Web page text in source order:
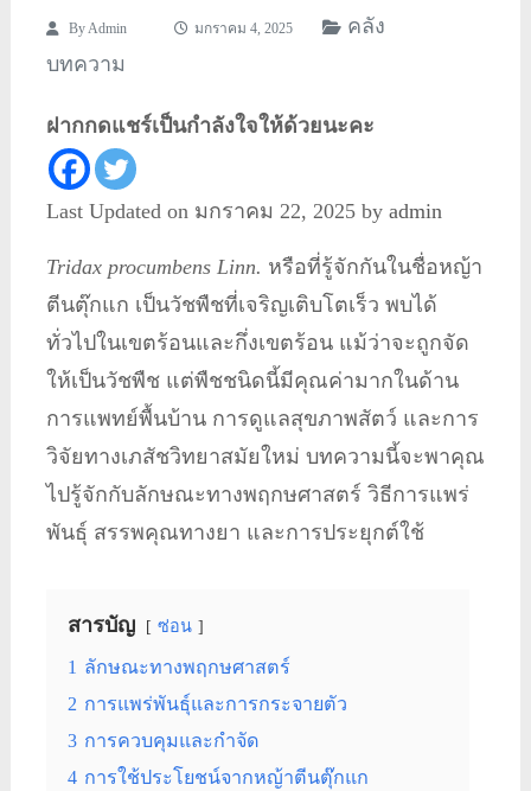
ByAdmin มกราคม 4, 2025
คลัง
บทความ
ฝากกดแชร์เป็นกำลังใจให้ด้วยนะคะ
Last Updated on มกราคม 22, 2025 by admin
Tridax procumbens Linn. หรือที่รู้จักกันในชื่อหญ้า
ตีนตุ๊กแก เป็นวัชพืชที่เจริญเติบโตเร็ว พบได้
ทั่วไปในเขตร้อนและกึ่งเขตร้อน แม้ว่าจะถูกจัด
ให้เป็นวัชพืช แต่พืชชนิดนี้มีคุณค่ามากในด้าน
การแพทย์พื้นบ้าน การดูแลสุขภาพสัตว์ และการ
วิจัยทางเภสัชวิทยาสมัยใหม่ บทความนี้จะพาคุณ
ไปรู้จักกับลักษณะทางพฤกษศาสตร์ วิธีการแพร่
พันธุ์ สรรพคุณทางยา และการประยุกต์ใช้
สารบัญ ซ่อน
1 ลักษณะทางพฤกษศาสตร์
2 การแพร่พันธุ์และการกระจายตัว
3 การควบคุมและกำจัด
4 การใช้ประโยชน์จากหญ้าตีนตุ๊กแก